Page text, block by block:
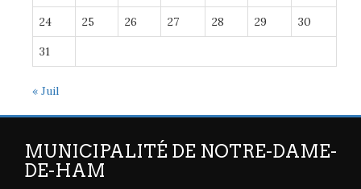
24 25 26 27 28 29 30
31
« Juil
MUNICIPALITÉ DE NOTRE-DAME-
DE-HAM